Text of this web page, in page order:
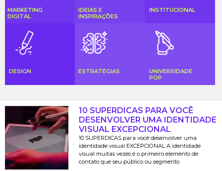
MARKETING
DIGITAL
IDEIAS E
INSPIRAÇÕES
INSTITUCIONAL
DESIGN ESTRATÉGIAS
UNIVERSIDADE
POP
10 SUPERDICAS PARA VOCÊ
DESENVOLVER UMA IDENTIDADE
VISUAL EXCEPCIONAL
10 SUPERDICAS para você desenvolver uma
identidade visual EXCEPCIONAL A identidade
visual muitas vezes é o primeiro elemento de
contato que seu público ou segmento